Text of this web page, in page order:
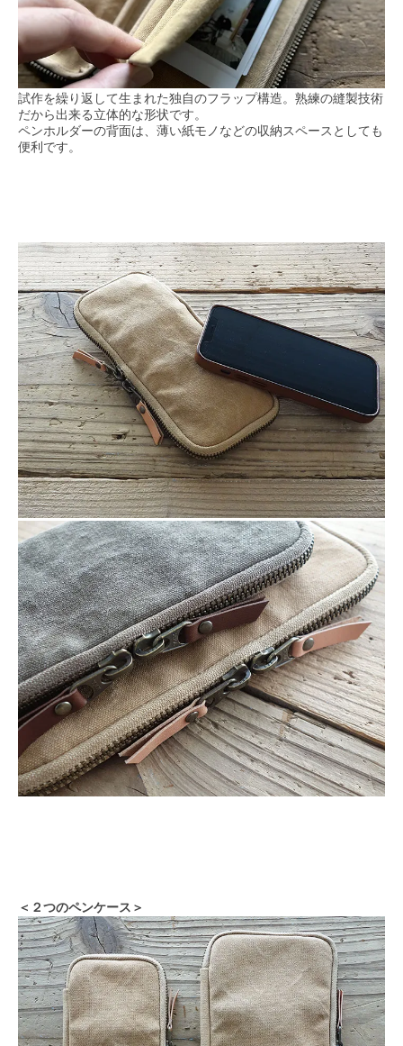
試作を繰り返して生まれた独自のフラップ構造。熟練の縫製技術
だから出来る立体的な形状です。
ペンホルダーの背面は、薄い紙モノなどの収納スペースとしても
便利です。
＜２つのペンケース＞